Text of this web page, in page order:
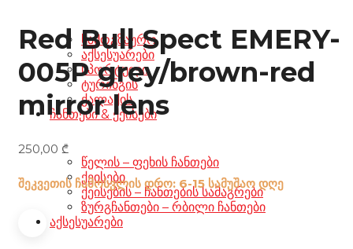
სამოგზაურო
აქსესუარები
სპორტული
ტურინგის
ქალაქის
ჩანთები & ქეისები
წელის – ფეხის ჩანთები
ქეისები
ქეისების – ჩანთების სამაგრები
ზურგჩანთები – რბილი ჩანთები
აქსესუარები
Red Bull Spect EMERY-
005P grey/brown-red
mirror lens
250,00 ₾
შეკვეთის ჩამოსვლის დრო: 6-15 სამუშაო დღე